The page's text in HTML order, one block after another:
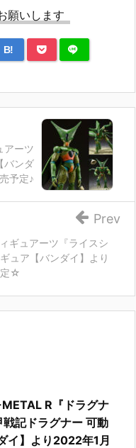
願いします
B!
アーツ
バンダ
予定♪
ギュアーツ『ライスシ
ュア【バンダイ】より
定☆
Prev
METAL R『ドラグナ
記ドラグナー 可動
イ】より2022年1月